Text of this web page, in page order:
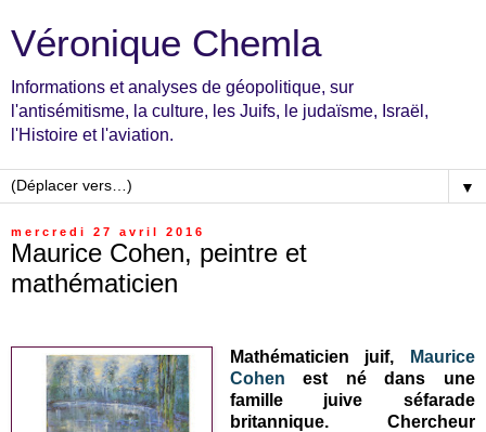
Véronique Chemla
Informations et analyses de géopolitique, sur
l'antisémitisme, la culture, les Juifs, le judaïsme, Israël,
l'Histoire et l'aviation.
▼
mercredi 27 avril 2016
Maurice Cohen, peintre et
mathématicien
Mathématicien juif,
Maurice
Cohen est né dans une
famille juive séfarade
britannique. Chercheur